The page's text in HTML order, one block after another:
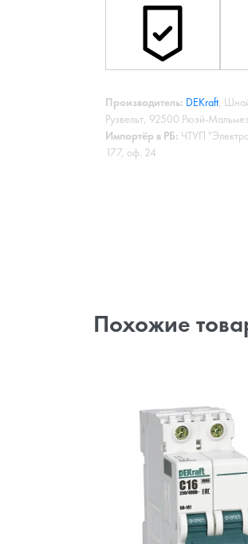
Производитель: DEKraft,
Рузвельт, 92500 Рюэй-
Импортёр в РБ: ЧТУП
177, оф. 24
Похожие